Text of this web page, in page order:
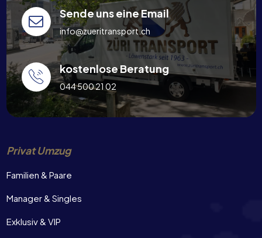
Sende uns eine Email
info@zueritransport.ch
kostenlose Beratung
044 500 21 02
Privat Umzug
Familien & Paare
Manager & Singles
Exklusiv & VIP